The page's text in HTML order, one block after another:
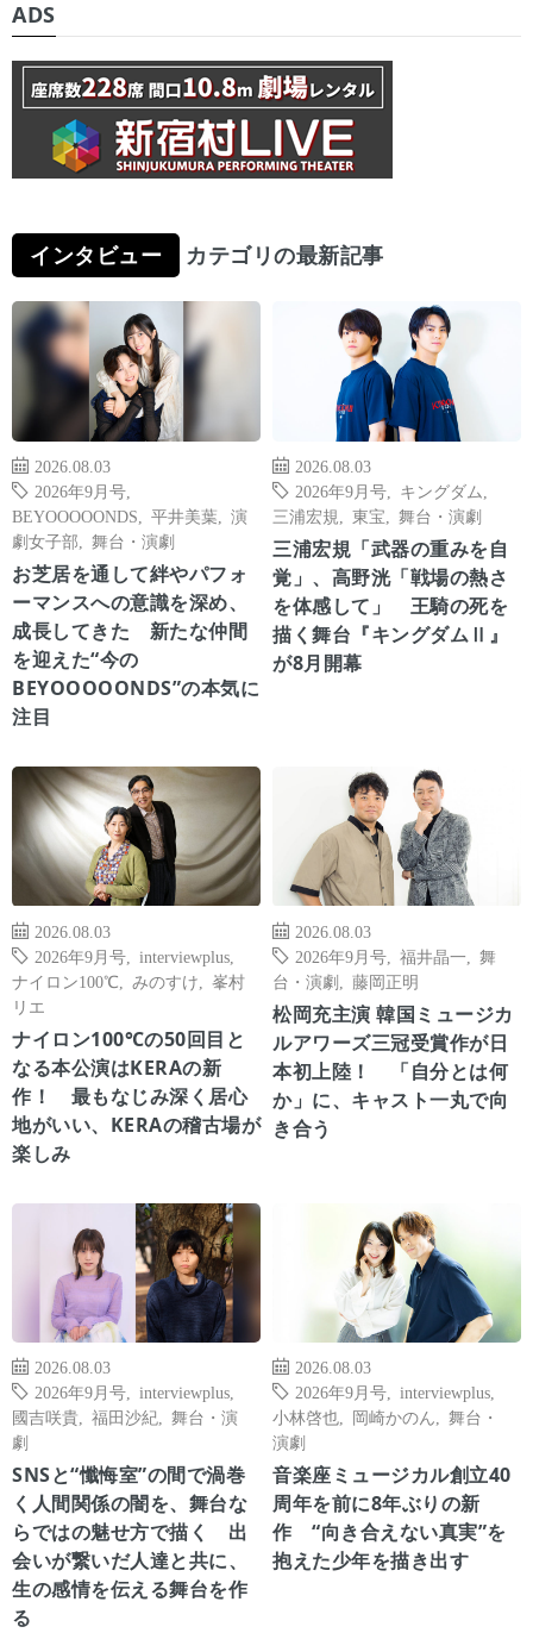
ADS
インタビュー カテゴリの最新記事
2026.08.03
2026年9月号
BEYOOOOONDS
平井美葉
演
劇女子部
舞台・演劇
お芝居を通して絆やパフォ
ーマンスへの意識を深め、
成長してきた 新たな仲間
を迎えた“今の
BEYOOOOONDS”の本気に
注目
2026.08.03
2026年9月号
キングダム
三浦宏規
東宝 舞台・演劇
三浦宏規「武器の重みを自
覚」、高野洸「戦場の熱さ
を体感して」 王騎の死を
描く舞台『キングダムⅡ』
が8月開幕
2026.08.03
2026年9月号
interviewplus
ナイロン100℃
みのすけ
峯村
リエ
ナイロン100℃の50回目と
なる本公演はKERAの新
作！ 最もなじみ深く居心
地がいい、KERAの稽古場が
楽しみ
2026.08.03
2026年9月号
福井晶一
舞
台・演劇
藤岡正明
松岡充主演 韓国ミュージカ
ルアワーズ三冠受賞作が日
本初上陸！ 「自分とは何
か」に、キャスト一丸で向
き合う
2026.08.03
2026年9月号
interviewplus
國吉咲貴
福田沙紀
舞台・演
劇
SNSと“懺悔室”の間で渦巻
く人間関係の闇を、舞台な
らではの魅せ方で描く 出
会いが繋いだ人達と共に、
生の感情を伝える舞台を作
る
2026.08.03
2026年9月号
interviewplus
小林啓也
岡崎かのん
舞台・
演劇
音楽座ミュージカル創立40
周年を前に8年ぶりの新
作 “向き合えない真実”を
抱えた少年を描き出す